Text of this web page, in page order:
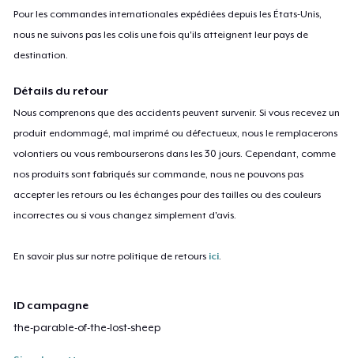
Pour les commandes internationales expédiées depuis les États-Unis,
nous ne suivons pas les colis une fois qu'ils atteignent leur pays de
destination.
Détails du retour
Nous comprenons que des accidents peuvent survenir. Si vous recevez un
produit endommagé, mal imprimé ou défectueux, nous le remplacerons
volontiers ou vous rembourserons dans les 30 jours. Cependant, comme
nos produits sont fabriqués sur commande, nous ne pouvons pas
accepter les retours ou les échanges pour des tailles ou des couleurs
incorrectes ou si vous changez simplement d'avis.
En savoir plus sur notre politique de retours ici
ID campagne
the-parable-of-the-lost-sheep